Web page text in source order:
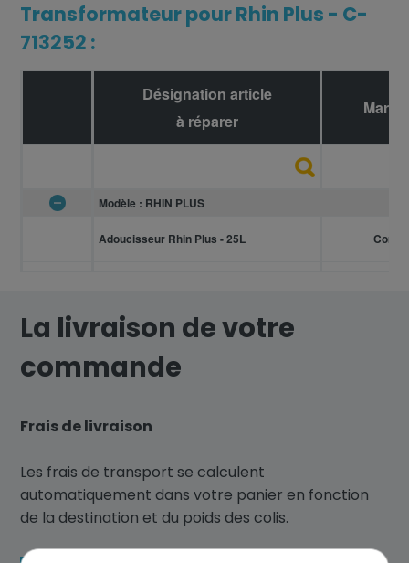
Transformateur pour Rhin Plus - C-
713252 :
Désignation article
à réparer
Modèle : RHIN PLUS
Adoucisseur Rhin Plus - 25L Corsa
La livraison de votre
commande
Frais de livraison
Les frais de transport se calculent
automatiquement dans votre panier en fonction
de la destination et du poids des colis.